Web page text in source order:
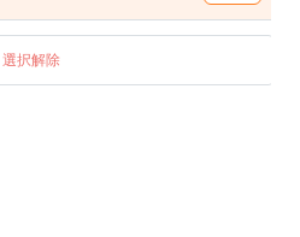
アー4脚を合わせる場合は、外側にする
場合は内側にし、短辺側に座ってもテー
ならないように設定されています。
選択解除